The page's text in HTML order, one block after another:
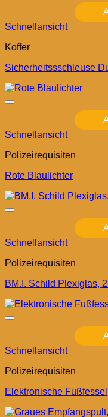
Schnellansicht
Koffer
Sicherheitssschleuse
Schnellansicht
Polizeirequisiten
Rote Blaulichter
Schnellansicht
Polizeirequisiten
BM.I. Schild Plexiglas,
Schnellansicht
Polizeirequisiten
Elektronische Fußfessel